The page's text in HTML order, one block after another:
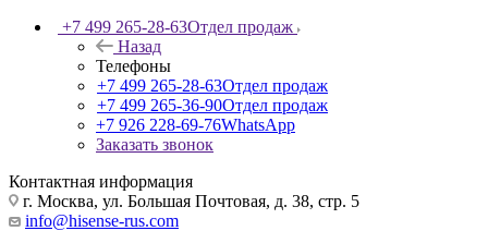
+7 499 265-28-63Отдел продаж
Назад
Телефоны
+7 499 265-28-63Отдел продаж
+7 499 265-36-90Отдел продаж
+7 926 228-69-76WhatsApp
Заказать звонок
Контактная информация
г. Москва, ул. Большая Почтовая, д. 38, стр. 5
info@hisense-rus.com